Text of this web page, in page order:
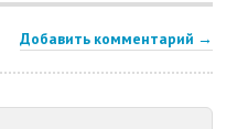
Добавить комментарий →